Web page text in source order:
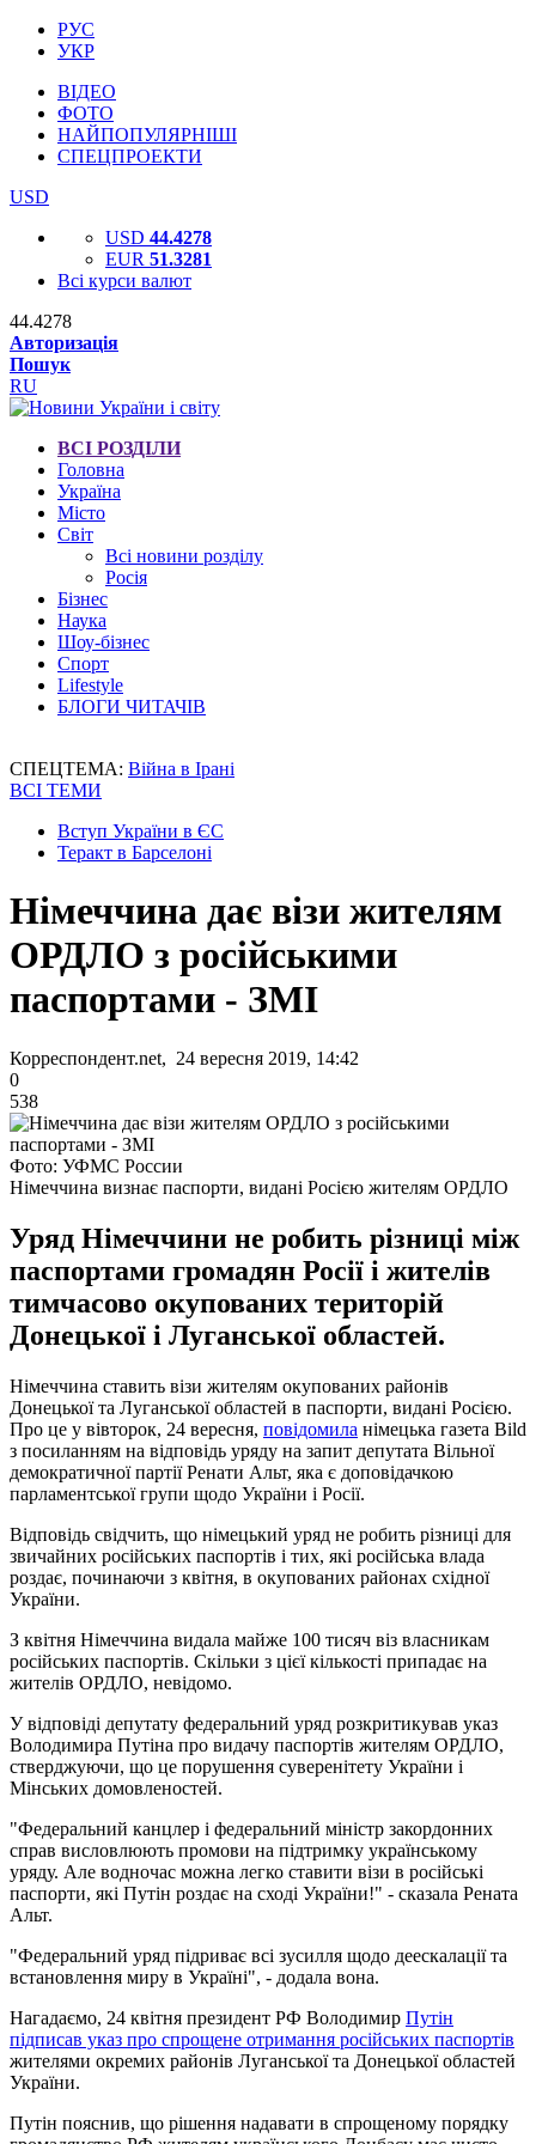
РУС
УКР
ВІДЕО
ФОТО
НАЙПОПУЛЯРНІШІ
СПЕЦПРОЕКТИ
USD
USD 44.4278
EUR 51.3281
Всі курси валют
44.4278
Авторизація
Пошук
RU
ВСІ РОЗДІЛИ
Головна
Україна
Місто
Світ
Всі новини розділу
Росія
Бізнес
Наука
Шоу-бізнес
Спорт
Lifestyle
БЛОГИ ЧИТАЧІВ
СПЕЦТЕМА: Війна в Ірані
ВСІ ТЕМИ
Вступ України в ЄС
Теракт в Барселоні
Німеччина дає візи жителям
ОРДЛО з російськими
паспортами - ЗМІ
Корреспондент.net, 24 вересня 2019, 14:42
0
538
Фото: УФМС России
Німеччина визнає паспорти, видані Росією жителям ОРДЛО
Уряд Німеччини не робить різниці між
паспортами громадян Росії і жителів
тимчасово окупованих територій
Донецької і Луганської областей.
Німеччина ставить візи жителям окупованих районів
Донецької та Луганської областей в паспорти, видані Росією.
Про це у вівторок, 24 вересня, повідомила німецька газета Bild
з посиланням на відповідь уряду на запит депутата Вільної
демократичної партії Ренати Альт, яка є доповідачкою
парламентської групи щодо України і Росії.
Відповідь свідчить, що німецький уряд не робить різниці для
звичайних російських паспортів і тих, які російська влада
роздає, починаючи з квітня, в окупованих районах східної
України.
З квітня Німеччина видала майже 100 тисяч віз власникам
російських паспортів. Скільки з цієї кількості припадає на
жителів ОРДЛО, невідомо.
У відповіді депутату федеральний уряд розкритикував указ
Володимира Путіна про видачу паспортів жителям ОРДЛО,
стверджуючи, що це порушення суверенітету України і
Мінських домовленостей.
"Федеральний канцлер і федеральний міністр закордонних
справ висловлюють промови на підтримку українському
уряду. Але водночас можна легко ставити візи в російські
паспорти, які Путін роздає на сході України!" - сказала Рената
Альт.
"Федеральний уряд підриває всі зусилля щодо деескалації та
встановлення миру в Україні", - додала вона.
Нагадаємо, 24 квітня президент РФ Володимир Путін
підписав указ про спрощене отримання російських паспортів
жителями окремих районів Луганської та Донецької областей
України.
Путін пояснив, що рішення надавати в спрощеному порядку